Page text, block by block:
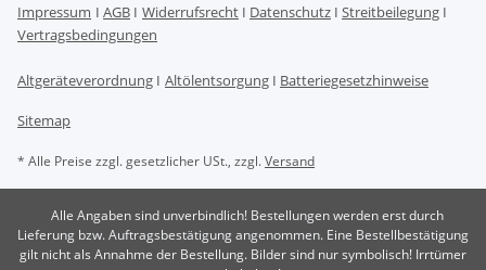
Impressum I AGB I Widerrufsrecht I Datenschutz I Streitbeilegung I
Vertragsbedingungen
Altgeräteverordnung I Altölentsorgung I Batteriegesetzhinweise
Sitemap
* Alle Preise zzgl. gesetzlicher USt., zzgl.Versand
Alle Angaben sind unverbindlich! Bestellungen werden erst durch
Lieferung bzw. Auftragsbestätigung angenommen. Eine Bestellbestätigung
gilt nicht als Annahme der Bestellung. Bilder sind nur symbolisch! Irrtümer